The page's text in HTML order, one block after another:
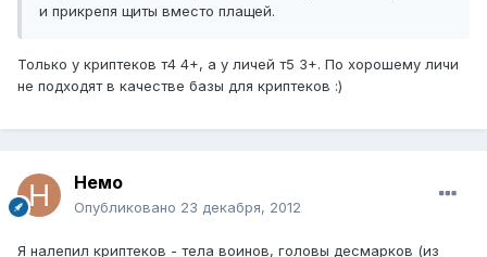
и прикрепя щиты вместо плащей.
Только у криптеков т4 4+, а у личей т5 3+. По хорошему личи
не подходят в качестве базы для криптеков :)
Немо
Опубликовано 23 декабря, 2012
Я налепил криптеков - тела воинов, головы десмарков (из